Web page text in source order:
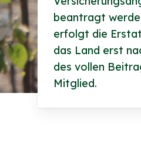
beantragt
erfolgt die
das Land erst
des vollen
Mitglied.